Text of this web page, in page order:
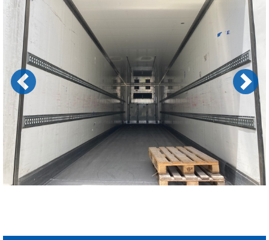
Previous Next